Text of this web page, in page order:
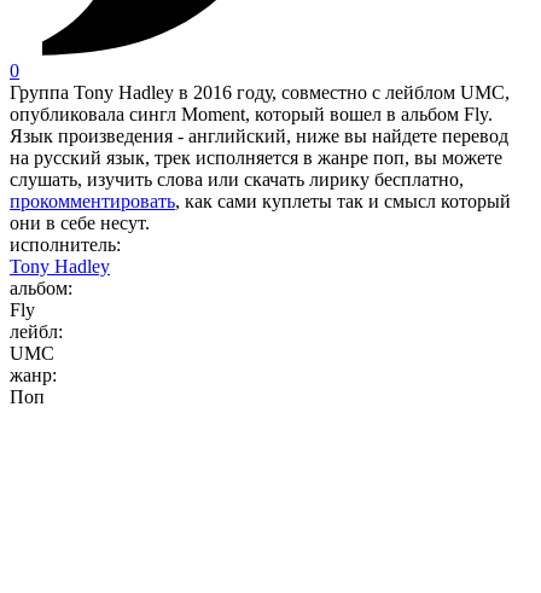
0
Группа Tony Hadley в 2016 году, совместно с лейблом UMC,
опубликовала сингл Moment, который вошел в альбом Fly.
Язык произведения - английский, ниже вы найдете перевод
на русский язык, трек исполняется в жанре поп, вы можете
слушать, изучить слова или скачать лирику бесплатно,
прокомментировать, как сами куплеты так и смысл который
они в себе несут.
исполнитель:
Tony Hadley
альбом:
Fly
лейбл:
UMC
жанр:
Поп